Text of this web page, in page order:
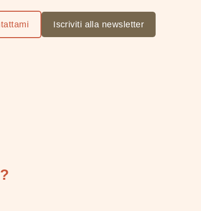
Iscriviti alla newsletter